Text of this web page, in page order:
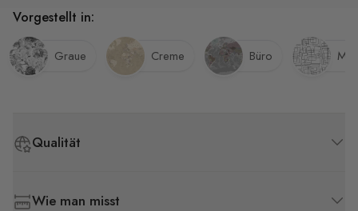
Qualität
Wie man misst
Vorgestellt in:
Graue Creme Büro